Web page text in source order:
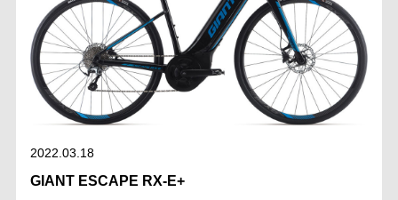
2022.03.18
GIANT ESCAPE RX-E+